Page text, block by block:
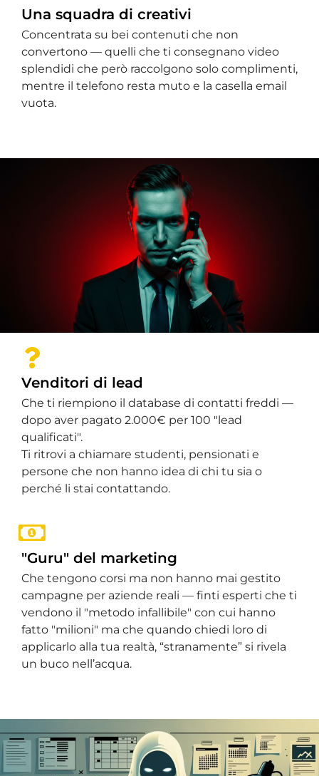
Una squadra di creativi
Concentrata su bei contenuti che non
convertono — quelli che ti consegnano video
splendidi che però raccolgono solo complimenti,
mentre il telefono resta muto e la casella email
vuota.
Venditori di lead
Che ti riempiono il database di contatti freddi —
dopo aver pagato 2.000€ per 100 "lead
qualificati".
Ti ritrovi a chiamare studenti, pensionati e
persone che non hanno idea di chi tu sia o
perché li stai contattando.
"Guru" del marketing
Che tengono corsi ma non hanno mai gestito
campagne per aziende reali — finti esperti che ti
vendono il "metodo infallibile" con cui hanno
fatto "milioni" ma che quando chiedi loro di
applicarlo alla tua realtà, “stranamente” si rivela
un buco nell’acqua.